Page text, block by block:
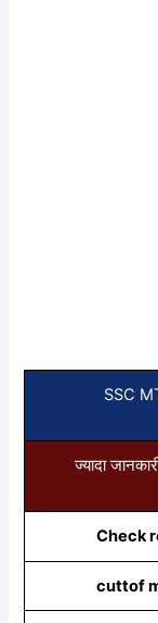
SSC
ज्यादा
Check
cuttof